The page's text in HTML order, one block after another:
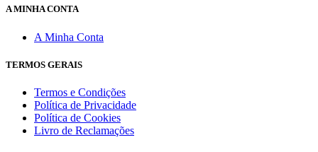
A MINHA CONTA
A Minha Conta
TERMOS GERAIS
Termos e Condições
Política de Privacidade
Política de Cookies
Livro de Reclamações